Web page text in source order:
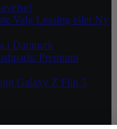
Valg Leasing eller Ny
i Danmark
Premium
Galaxy Z Flip 5